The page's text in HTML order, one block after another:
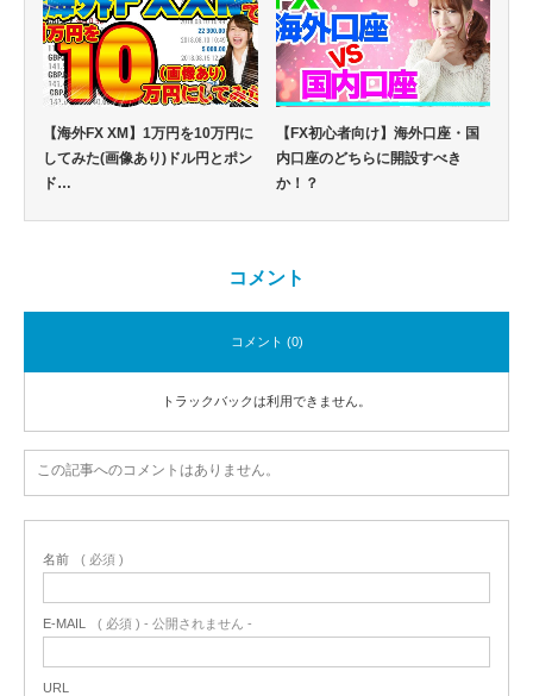
【海外FX XM】1万円を10万円に
してみた(画像あり)ドル円とポン
ド…
【FX初心者向け】海外口座・国
内口座のどちらに開設すべき
か！？
コメント
コメント (0)
トラックバックは利用できません。
この記事へのコメントはありません。
名前 ( 必須 )
E-MAIL ( 必須 ) - 公開されません -
URL